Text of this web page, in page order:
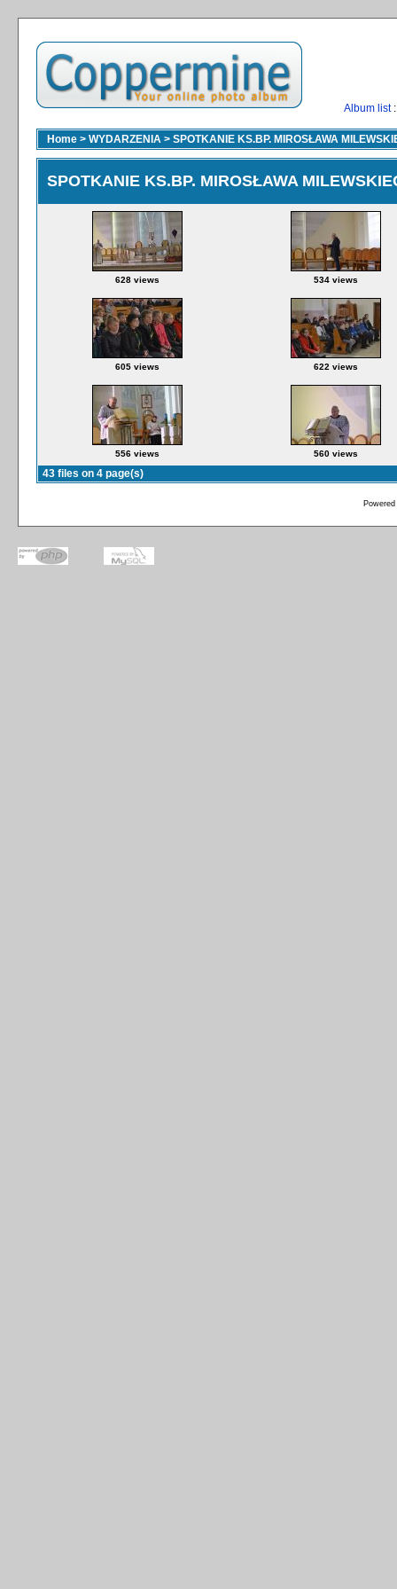
Album list
Home > WYDARZENIA > SPOTKANIE KS.BP. MIROSŁAWA
SPOTKANIE KS.BP. MIROSŁAWA
628 views 534 views
605 views 622 views
556 views 560 views
43 files on 4 page(s)